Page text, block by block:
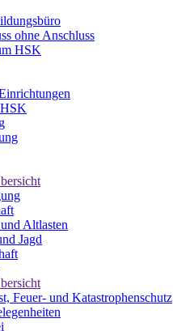
ohne Anschluss
HSK
Altlasten
Jagd
Feuer- und Katastrophenschutz